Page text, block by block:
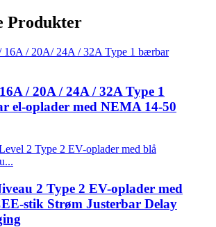
Produkter
/ 20A / 24A / 32A Type 1
el-oplader med NEMA 14-50
2 Type 2 EV-oplader med
stik Strøm Justerbar Delay